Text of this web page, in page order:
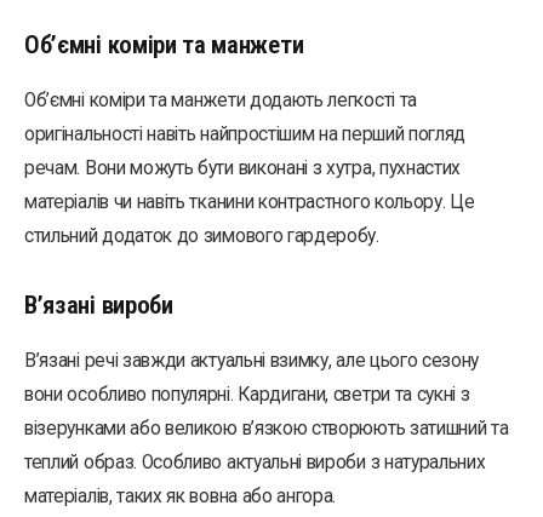
Об’ємні коміри та манжети
Об’ємні коміри та манжети додають легкості та
оригінальності навіть найпростішим на перший погляд
речам. Вони можуть бути виконані з хутра, пухнастих
матеріалів чи навіть тканини контрастного кольору. Це
стильний додаток до зимового гардеробу.
В’язані вироби
В’язані речі завжди актуальні взимку, але цього сезону
вони особливо популярні. Кардигани, светри та сукні з
візерунками або великою в’язкою створюють затишний та
теплий образ. Особливо актуальні вироби з натуральних
матеріалів, таких як вовна або ангора.